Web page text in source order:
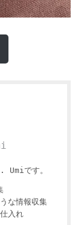
Umiです。
な情報収集
入れ